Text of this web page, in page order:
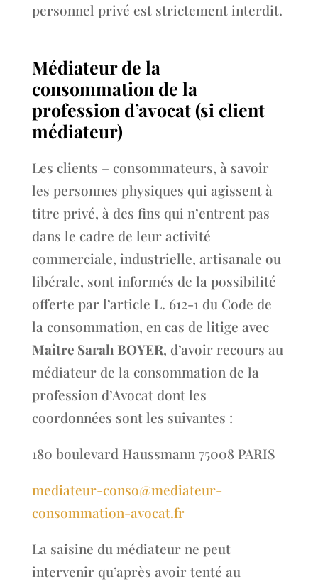
personnel privé est strictement interdit.
Médiateur de la
consommation de la
profession d’avocat (si client
médiateur)
Les clients – consommateurs, à savoir
les personnes physiques qui agissent à
titre privé, à des fins qui n’entrent pas
dans le cadre de leur activité
commerciale, industrielle, artisanale ou
libérale, sont informés de la possibilité
offerte par l’article L. 612-1 du Code de
la consommation, en cas de litige avec
Maître Sarah BOYER, d’avoir recours au
médiateur de la consommation de la
profession d’Avocat dont les
coordonnées sont les suivantes :
180 boulevard Haussmann 75008 PARIS
mediateur-conso@mediateur-
consommation-avocat.fr
La saisine du médiateur ne peut
intervenir qu’après avoir tenté au